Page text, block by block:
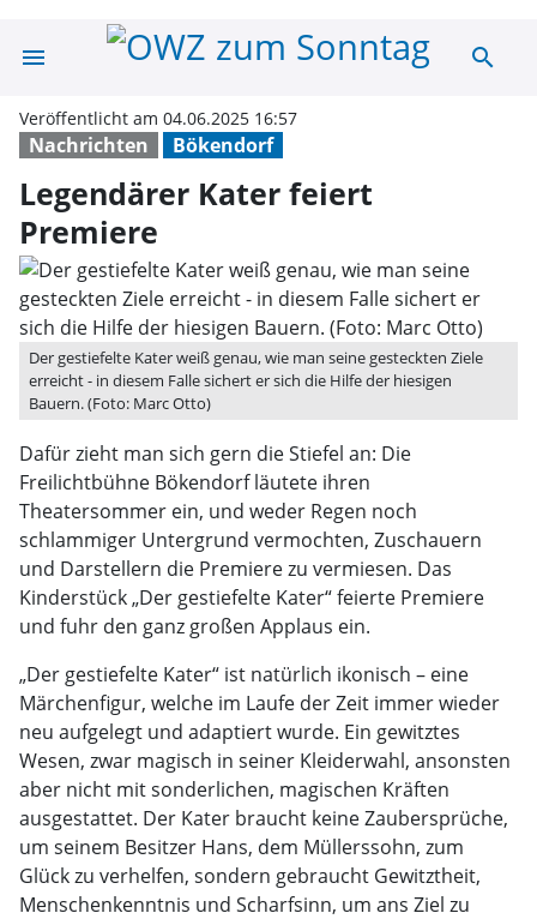
menu Legendärersearch
Nachrichten Bökendorf
Veröffentlicht am 04.06.2025 16:57
Legendärer Kater feiert
Premiere
Der gestiefelte Kater weiß genau, wie man seine gesteckten Ziele
erreicht - in diesem Falle sichert er sich die Hilfe der hiesigen
Bauern. (Foto: Marc Otto)
Dafür zieht man sich gern die Stiefel an: Die
Freilichtbühne Bökendorf läutete ihren
Theatersommer ein, und weder Regen noch
schlammiger Untergrund vermochten, Zuschauern
und Darstellern die Premiere zu vermiesen. Das
Kinderstück „Der gestiefelte Kater“ feierte Premiere
und fuhr den ganz großen Applaus ein.
„Der gestiefelte Kater“ ist natürlich ikonisch – eine
Märchenfigur, welche im Laufe der Zeit immer wieder
neu aufgelegt und adaptiert wurde. Ein gewitztes
Wesen, zwar magisch in seiner Kleiderwahl, ansonsten
aber nicht mit sonderlichen, magischen Kräften
ausgestattet. Der Kater braucht keine Zaubersprüche,
um seinem Besitzer Hans, dem Müllerssohn, zum
Glück zu verhelfen, sondern gebraucht Gewitztheit,
Menschenkenntnis und Scharfsinn, um ans Ziel zu